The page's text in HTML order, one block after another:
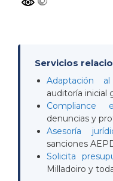
Servicios
Adaptación
auditoría inicial
Compliance
denuncias y
Asesoría
sanciones
Solicita
Milladoiro y